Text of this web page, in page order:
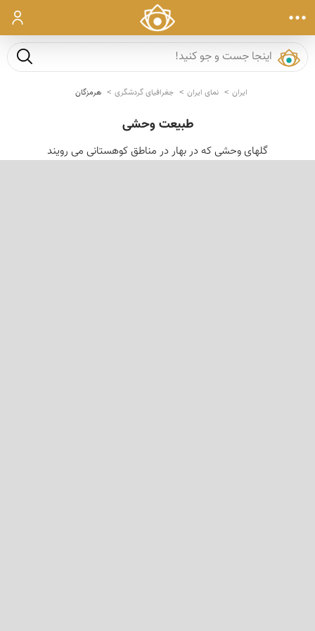
ورود
جست و
ایران نمای ایران جغرافیای گردشگری هرمزگان
طبیعت وحشی
گلهای وحشی که در بهار در مناطق کوهستانی می رویند